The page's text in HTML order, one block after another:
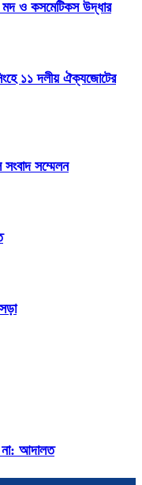
মদ ও কসমেটিকস উদ্ধার
১১ দলীয় ঐক্যজোটের
সংবাদ সম্মেলন
না: আদালত